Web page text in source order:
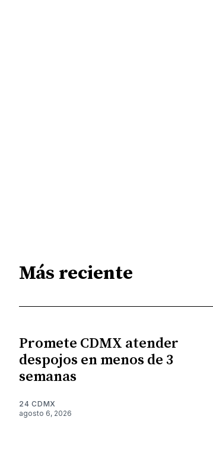
Más reciente
Promete CDMX atender
despojos en menos de 3
semanas
24 CDMX
agosto 6, 2026